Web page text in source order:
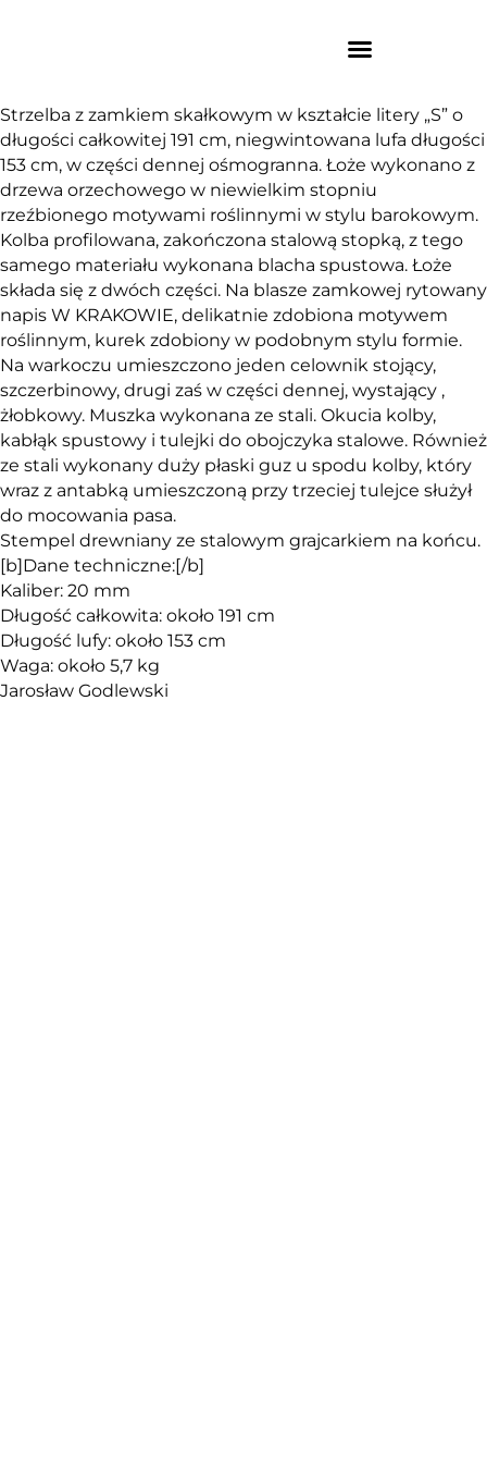
Strzelba z zamkiem skałkowym w kształcie litery „S” o
długości całkowitej 191 cm, niegwintowana lufa długości
153 cm, w części dennej ośmogranna. Łoże wykonano z
drzewa orzechowego w niewielkim stopniu
rzeźbionego motywami roślinnymi w stylu barokowym.
Kolba profilowana, zakończona stalową stopką, z tego
samego materiału wykonana blacha spustowa. Łoże
składa się z dwóch części. Na blasze zamkowej rytowany
napis W KRAKOWIE, delikatnie zdobiona motywem
roślinnym, kurek zdobiony w podobnym stylu formie.
Na warkoczu umieszczono jeden celownik stojący,
szczerbinowy, drugi zaś w części dennej, wystający ,
żłobkowy. Muszka wykonana ze stali. Okucia kolby,
kabłąk spustowy i tulejki do obojczyka stalowe. Również
ze stali wykonany duży płaski guz u spodu kolby, który
wraz z antabką umieszczoną przy trzeciej tulejce służył
do mocowania pasa.
Stempel drewniany ze stalowym grajcarkiem na końcu.
[b]Dane techniczne:[/b]
Kaliber: 20 mm
Długość całkowita: około 191 cm
Długość lufy: około 153 cm
Waga: około 5,7 kg
Jarosław Godlewski